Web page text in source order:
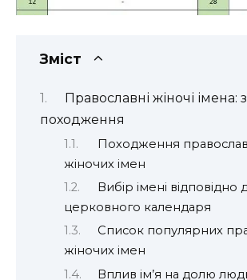
Зміст
Православні жіночі імена:
походження
Походження
жіночих імен
Вибір імені відповідно
церковного календаря
Список популярних
жіночих імен
Вплив ім’я на долю